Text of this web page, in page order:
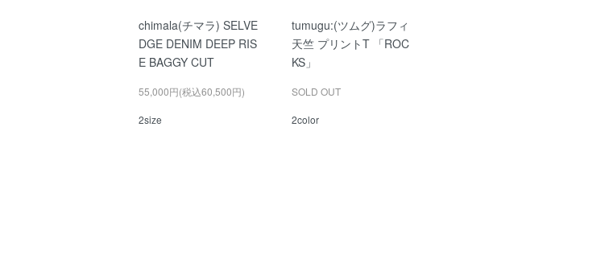
chimala(チマラ) SELVE
DGE DENIM DEEP RIS
E BAGGY CUT
55,000円(税込60,500円)
2size
tumugu:(ツムグ)ラフィ
天竺 プリントT 「ROC
KS」
SOLD OUT
2color